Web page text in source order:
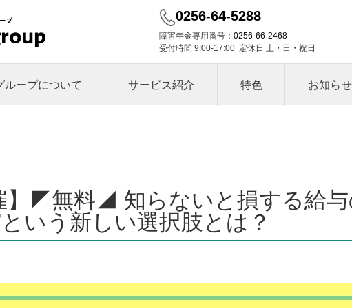
0256-64-5288
障害年金専用番号： 0256-66-2468
受付時間 9:00-17:00 定休日 土・日・祝日
ループについて サービス紹介 特色 お知らせ
】◤無料◢ 知らないと損する給
いう新しい選択肢とは？